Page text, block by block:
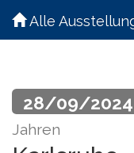
Alle
28/09/
Jahren